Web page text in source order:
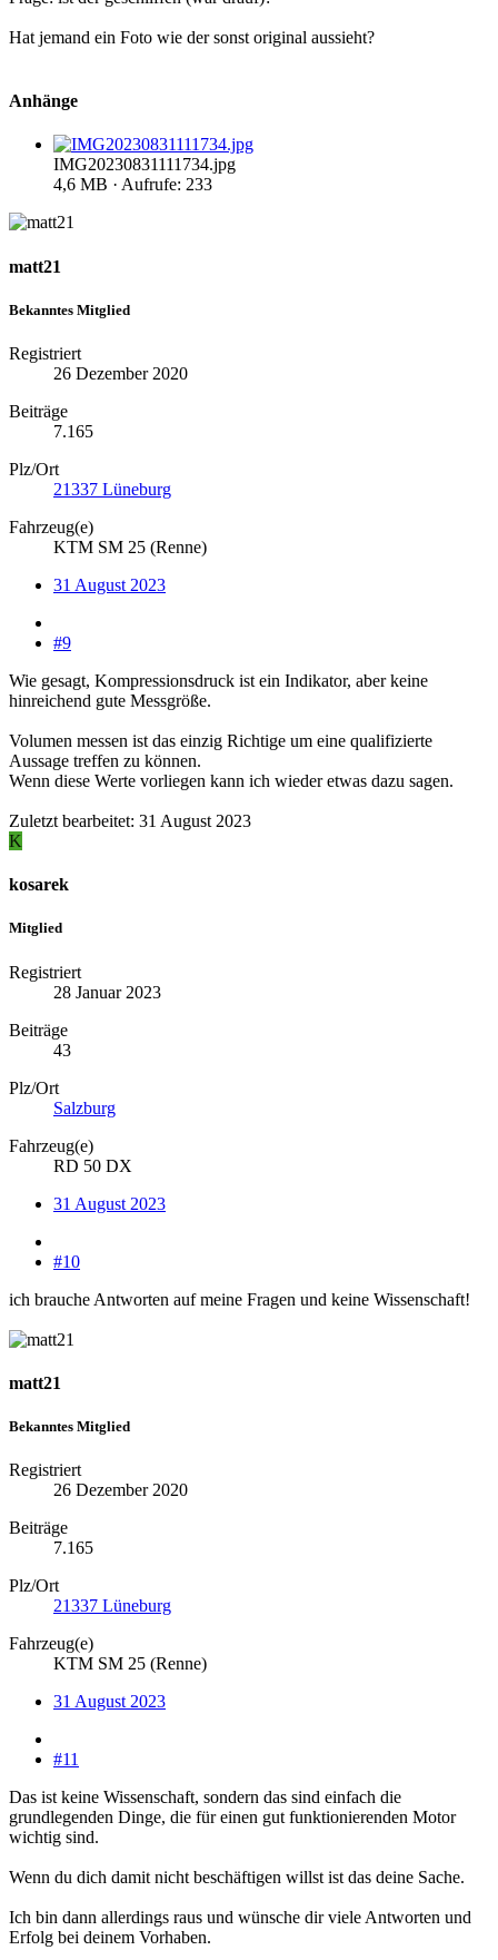
Hat jemand ein Foto wie der sonst original aussieht?
Anhänge
IMG20230831111734.jpg
4,6 MB · Aufrufe: 233
matt21
Bekanntes Mitglied
Registriert
26 Dezember 2020
Beiträge
7.165
Plz/Ort
21337 Lüneburg
Fahrzeug(e)
KTM SM 25 (Renne)
31 August 2023
#9
Wie gesagt, Kompressionsdruck ist ein Indikator, aber keine
hinreichend gute Messgröße.
Volumen messen ist das einzig Richtige um eine qualifizierte
Aussage treffen zu können.
Wenn diese Werte vorliegen kann ich wieder etwas dazu sagen.
Zuletzt bearbeitet: 31 August 2023
K
kosarek
Mitglied
Registriert
28 Januar 2023
Beiträge
43
Plz/Ort
Salzburg
Fahrzeug(e)
RD 50 DX
31 August 2023
#10
ich brauche Antworten auf meine Fragen und keine Wissenschaft!
matt21
Bekanntes Mitglied
Registriert
26 Dezember 2020
Beiträge
7.165
Plz/Ort
21337 Lüneburg
Fahrzeug(e)
KTM SM 25 (Renne)
31 August 2023
#11
Das ist keine Wissenschaft, sondern das sind einfach die
grundlegenden Dinge, die für einen gut funktionierenden Motor
wichtig sind.
Wenn du dich damit nicht beschäftigen willst ist das deine Sache.
Ich bin dann allerdings raus und wünsche dir viele Antworten und
Erfolg bei deinem Vorhaben.